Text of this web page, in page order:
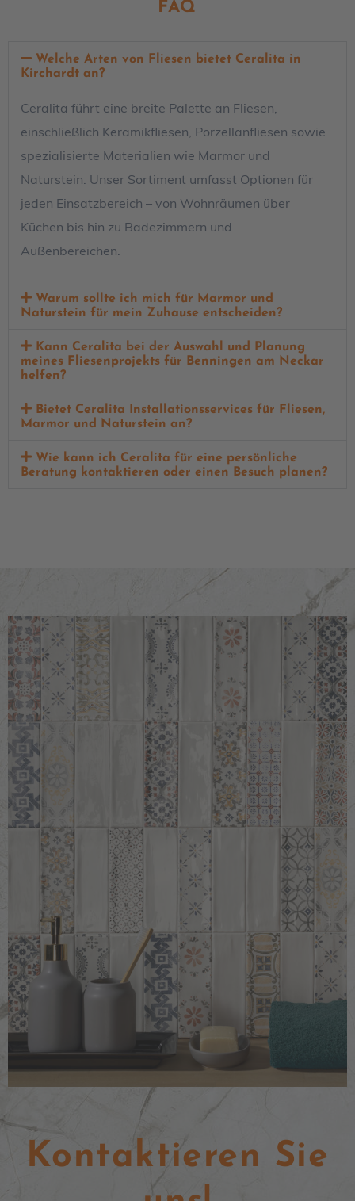
FAQ
Welche Arten von Fliesen bietet Ceralita in
Kirchardt an?
Ceralita führt eine breite Palette an Fliesen,
einschließlich Keramikfliesen, Porzellanfliesen sowie
spezialisierte Materialien wie Marmor und
Naturstein. Unser Sortiment umfasst Optionen für
jeden Einsatzbereich – von Wohnräumen über
Küchen bis hin zu Badezimmern und
Außenbereichen.
Warum sollte ich mich für Marmor und
Naturstein für mein Zuhause entscheiden?
Kann Ceralita bei der Auswahl und Planung
meines Fliesenprojekts für Benningen am Neckar
helfen?
Bietet Ceralita Installationsservices für Fliesen,
Marmor und Naturstein an?
Wie kann ich Ceralita für eine persönliche
Beratung kontaktieren oder einen Besuch planen?
Kontaktieren Sie